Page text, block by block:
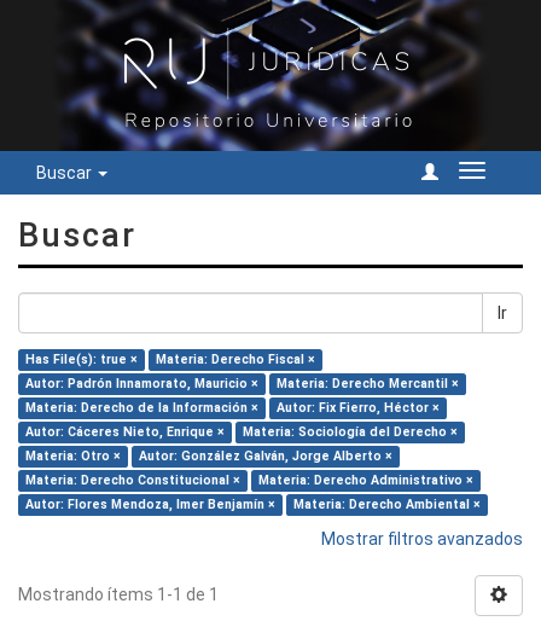
Buscar
Cambiar
Buscar
Ir
Has File(s): true ×
Materia: Derecho Fiscal ×
Autor: Padrón Innamorato, Mauricio ×
Materia: Derecho Mercantil ×
Materia: Derecho de la Información ×
Autor: Fix Fierro, Héctor ×
Autor: Cáceres Nieto, Enrique ×
Materia: Sociología del Derecho ×
Materia: Otro ×
Autor: González Galván, Jorge Alberto ×
Materia: Derecho Constitucional ×
Materia: Derecho Administrativo ×
Autor: Flores Mendoza, Imer Benjamín ×
Materia: Derecho Ambiental ×
Mostrar filtros avanzados
Mostrando ítems 1-1 de 1